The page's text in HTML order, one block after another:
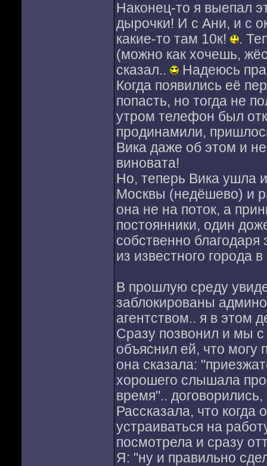
Наконец-то я выепал
дырочки! И с Ани, и с
какие-то там 10к!
.
(можно как хочешь,
сказал..
Надеюсь
Когда появились её
попасть, но тогда не
утром телефон был
продинамили,
Вика даже об этом и
виновата!
Но, теперь Вика ушла
Москвы (недёшево) и
она не на поток, а
постоянники, один
собственно
из известного города
В прошлую среду
заблокированы
агентством.. я в этом
Сразу позвонил и мы
объяснил ей, что могу
она сказала:
хорошего слышала
время"..
Рассказала, что
устраиваться на
посмотрела и сразу
Я: "ну и правильно